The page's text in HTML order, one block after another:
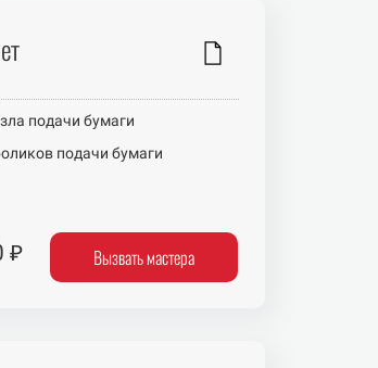
подачи бумаги
подачи бумаги
₽ Вызвать мастера